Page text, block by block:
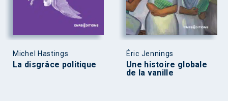
Michel Hastings
La disgrâce politique
Éric Jennings
Une histoire globale
de la vanille